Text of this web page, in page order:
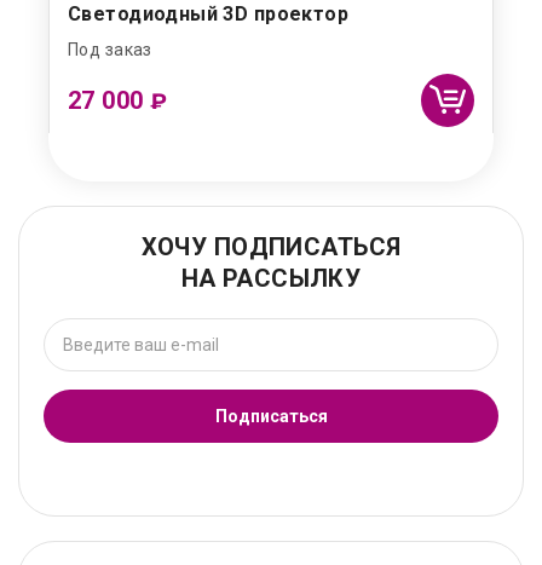
Светодиодный 3D проектор
Под заказ
27 000 ₽
ХОЧУ ПОДПИСАТЬСЯ
НА РАССЫЛКУ
Подписаться